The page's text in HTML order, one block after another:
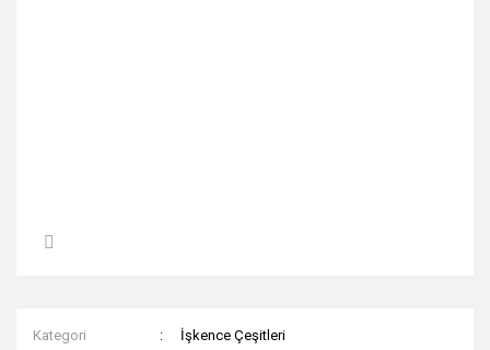
Kategori
İşkence Çeşitleri